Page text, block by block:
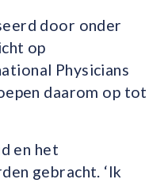
door onder
op
Physicians
daarom op tot
en het
gebracht. ‘Ik